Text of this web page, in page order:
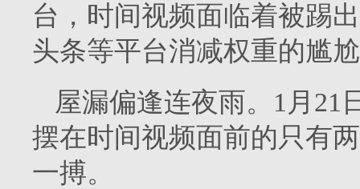
台，时间视频面临着被踢
头条等平台消减权重的尴
屋漏偏逢连夜雨。1月21
摆在时间视频面前的只有
一搏。